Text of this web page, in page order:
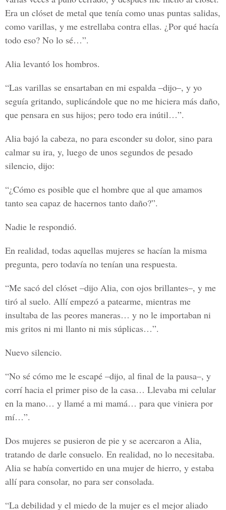
Era un clóset de metal que tenía como unas puntas salidas,
como varillas, y me estrellaba contra ellas. ¿Por qué hacía
todo eso? No lo sé…”.
Alia levantó los hombros.
“Las varillas se ensartaban en mi espalda –dijo–, y yo
seguía gritando, suplicándole que no me hiciera más daño,
que pensara en sus hijos; pero todo era inútil…”.
Alia bajó la cabeza, no para esconder su dolor, sino para
calmar su ira, y, luego de unos segundos de pesado
silencio, dijo:
“¿Cómo es posible que el hombre que al que amamos
tanto sea capaz de hacernos tanto daño?”.
Nadie le respondió.
En realidad, todas aquellas mujeres se hacían la misma
pregunta, pero todavía no tenían una respuesta.
“Me sacó del clóset –dijo Alia, con ojos brillantes–, y me
tiró al suelo. Allí empezó a patearme, mientras me
insultaba de las peores maneras… y no le importaban ni
mis gritos ni mi llanto ni mis súplicas…”.
Nuevo silencio.
“No sé cómo me le escapé –dijo, al final de la pausa–, y
corrí hacia el primer piso de la casa… Llevaba mi celular
en la mano… y llamé a mi mamá… para que viniera por
mí…”.
Dos mujeres se pusieron de pie y se acercaron a Alia,
tratando de darle consuelo. En realidad, no lo necesitaba.
Alia se había convertido en una mujer de hierro, y estaba
allí para consolar, no para ser consolada.
“La debilidad y el miedo de la mujer es el mejor aliado